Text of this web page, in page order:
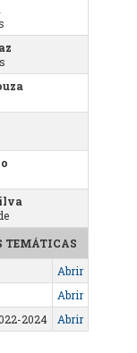
TEMÁTICAS
Abrir
Abrir
2024
Abrir